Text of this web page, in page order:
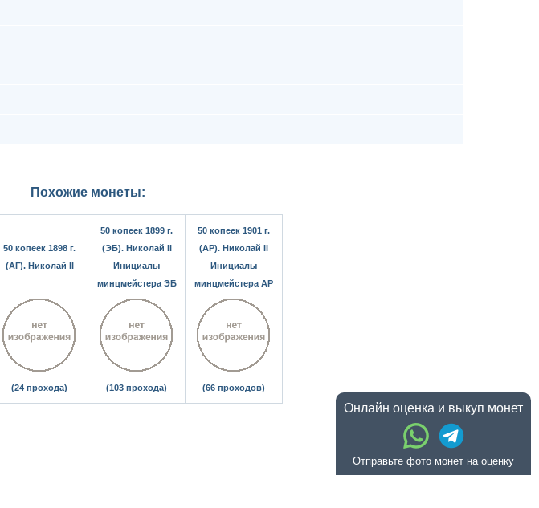
Онлайн оценка и выкуп монет
Отправьте фото монет на оценку
Похожие монеты:
50 копеек 1898 г.
(АГ). Николай II
(24 прохода)
50 копеек 1899 г.
(ЭБ). Николай II
Инициалы
минцмейстера ЭБ
(103 прохода)
50 копеек 1901 г.
(АР). Николай II
Инициалы
минцмейстера АР
(66 проходов)